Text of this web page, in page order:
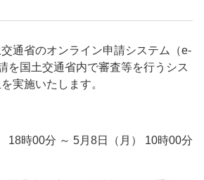
通省のオンライン申請システム（e-
を国土交通省内で審査等を行うシス
実施いたします。
18時00分 ～ 5月8日（月） 10時00分